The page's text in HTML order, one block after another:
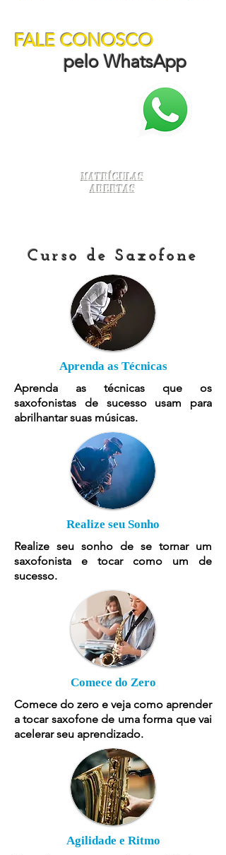
FALE CONOSCO
pelo WhatsApp
Matrículas
Abertas
Curso de Saxofone
Aprenda as Técnicas
Aprenda as técnicas que os
saxofonistas de sucesso usam para
abrilhantar suas músicas.
Realize seu Sonho
Realize seu sonho de se tornar um
saxofonista e tocar como um de
sucesso.
Comece do Zero
Comece do zero e veja como aprender
a tocar saxofone de uma forma que vai
acelerar seu aprendizado.
Agilidade e Ritmo